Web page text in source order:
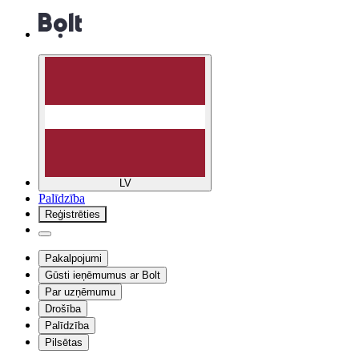
LV
Palīdzība
Reģistrēties
Pakalpojumi
Gūsti ieņēmumus ar Bolt
Par uzņēmumu
Drošība
Palīdzība
Pilsētas